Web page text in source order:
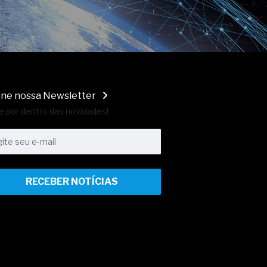
nossa Newsletter
por dentro das novidades!
RECEBER NOTÍCIAS